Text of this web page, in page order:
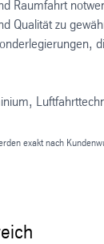
Raumfahrt
Qualität zu
exakt nach